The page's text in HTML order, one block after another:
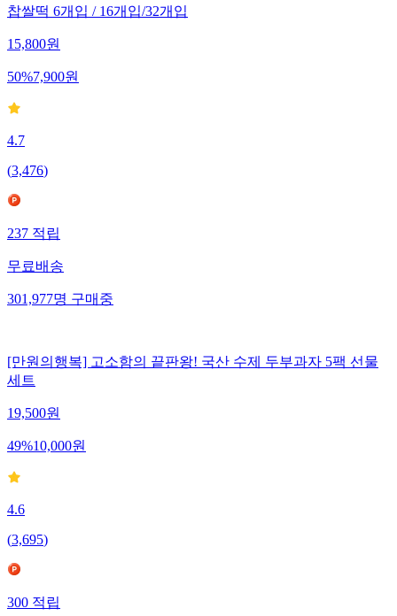
찹쌀떡 6개입 / 16개입/32개입
15,800원
50%7,900원
4.7
(3,476)
237적립
무료배송
301,977명구매중
[만원의행복] 고소함의 끝판왕! 국산 수제 두부과자 5팩 선물
세트
19,500원
49%10,000원
4.6
(3,695)
300적립